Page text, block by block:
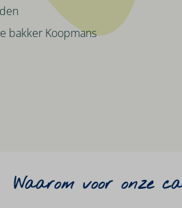
bakker Koopmans
Waarom voor onze